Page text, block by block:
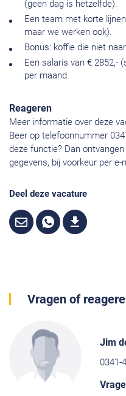
(geen dag is hetzelfde).
Een team met korte
maar we werken ook).
Bonus: koffie die niet
Een salaris van € 2852,-
per maand.
Reageren
Meer informatie over deze
Beer op telefoonnummer
deze functie? Dan
gegevens, bij voorkeur per e-
Deel deze vacature
Vragen of
Jim
0341-